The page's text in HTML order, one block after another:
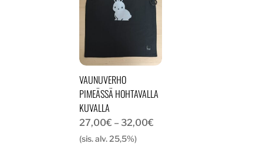
VAUNUVERHO
PIMEÄSSÄ HOHTAVALLA
KUVALLA
27,00€ – 32,00€
(sis. alv. 25,5%)